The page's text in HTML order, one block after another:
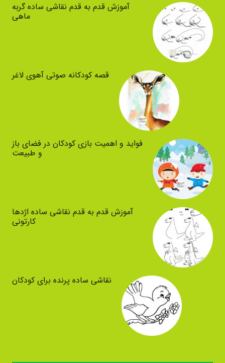
آموزش قدم به قدم نقاشی ساده گربه
ماهی
قصه کودکانه صوتی آهوی لاغر
فواید و اهمیت بازی کودکان در فضای باز
و طبیعت
آموزش قدم به قدم نقاشی ساده اژدها
کارتونی
نقاشی ساده پرنده برای کودکان